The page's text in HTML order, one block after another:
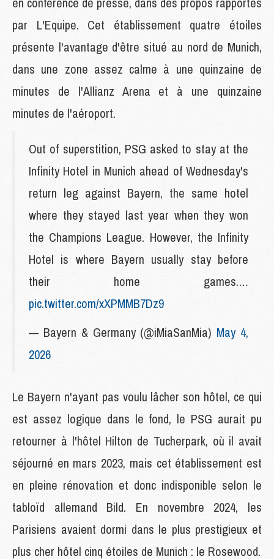
par L'Equipe. Cet établissement quatre étoiles
présente l'avantage d'être situé au nord de Munich,
dans une zone assez calme à une quinzaine de
minutes de l'Allianz Arena et à une quinzaine
minutes de l'aéroport.
Out of superstition, PSG asked to stay at the
Infinity Hotel in Munich ahead of Wednesday's
return leg against Bayern, the same hotel
where they stayed last year when they won
the Champions League. However, the Infinity
Hotel is where Bayern usually stay before
their home games.…
pic.twitter.com/xXPMMB7Dz9
— Bayern & Germany (@iMiaSanMia) May 4,
2026
Le Bayern n'ayant pas voulu lâcher son hôtel, ce qui
est assez logique dans le fond, le PSG aurait pu
retourner à l'hôtel Hilton de Tucherpark, où il avait
séjourné en mars 2023, mais cet établissement est
en pleine rénovation et donc indisponible selon le
tabloïd allemand Bild. En novembre 2024, les
Parisiens avaient dormi dans le plus prestigieux et
plus cher hôtel cinq étoiles de Munich : le Rosewood.